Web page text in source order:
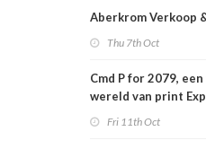
Aberkrom Verkoop
Thu 7th Oct
Cmd P for 2079,
wereld van print
Fri 11th Oct